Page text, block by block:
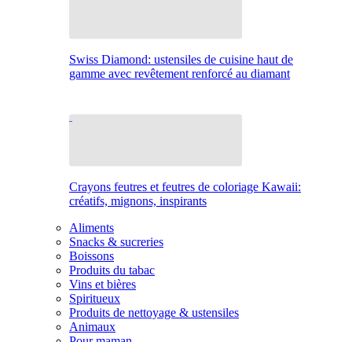
Swiss Diamond: ustensiles de cuisine haut de
gamme avec revêtement renforcé au diamant
Crayons feutres et feutres de coloriage Kawaii:
créatifs, mignons, inspirants
Aliments
Snacks & sucreries
Boissons
Produits du tabac
Vins et bières
Spiritueux
Produits de nettoyage & ustensiles
Animaux